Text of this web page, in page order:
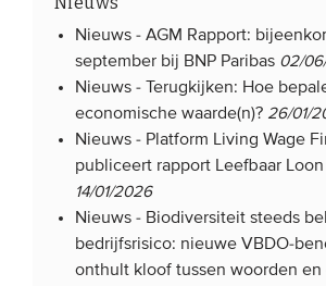
Onze leden
Team
Partners & netwerken
Engagement
Nieuws -AGM Rapport:
september bij BNP Paribas 02/
Nieuws -
Terugkijken: Hoe
economische waarde(n)? 26/01/
Nieuws - Platform Living Wage
publiceert rapport Leefbaar
14/01/2026
Nieuws - Biodiversiteit steeds
bedrijfsrisico: nieuwe VBDO-
onthult kloof tussen woorden en